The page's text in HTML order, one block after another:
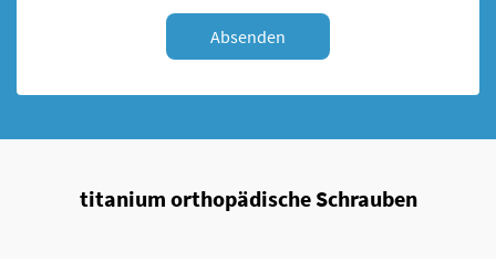
Absenden
titanium orthopädische Schrauben